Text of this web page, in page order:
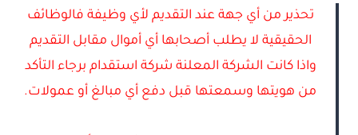
تحذير من أي جهة عند التقديم لأي وظيفة فالوظائف
الحقيقية لا يطلب أصحابها أي أموال مقابل التقديم
واذا كانت الشركة المعلنة شركة استقدام برجاء التأكد
من هويتها وسمعتها قبل دفع أي مبالغ أو عمولات.